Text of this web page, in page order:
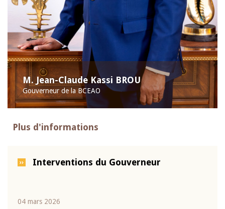
M. Jean-Claude Kassi BROU
Gouverneur de la BCEAO
Plus d'informations
Interventions du Gouverneur
04 mars 2026